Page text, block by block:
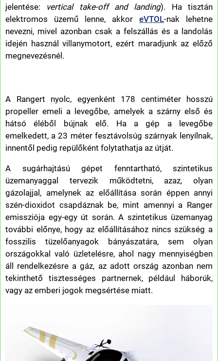
jelentése: vertical take-off and landing). Ha tisztán
elektromos üzemű lenne, akkor eVTOL-nak lehetne
nevezni, mivel azonban csak a felszállás és a landolás
idején használ villanymotort, ezért maradjunk az előző
megnevezésnél.
A Rangert nyolc, egyenként 178 centiméter hosszú
propeller emeli a levegőbe, amelyek a szárny első és
hátsó éléből bújnak elő. Ha a gép a levegőbe
emelkedett, a 23 méter fesztávolsúg szárnyak lenyílnak,
innentől pedig repülőként folytathatja az útját.
A sugárhajtású gépet fenntartható, szintetikus
üzemanyaggal tervezik működtetni, azaz, olyan
gázolajjal, amelynek az előállítása során éppen annyi
szén-dioxidot csapdáznak be, mint amennyi a Ranger
emissziója egy-egy út során. A szintetikus üzemanyag
további előnye, hogy az előállításához nincs szükség a
fosszilis tüzelőanyagok bányászatára, sem olyan
országokkal való üzletelésre, ahol nagy mennyiségben
áll rendelkezésre a gáz, az adott ország azonban nem
tekinthető tisztességes partnernek, például háborúk,
vagy az emberi jogok megsértése miatt.